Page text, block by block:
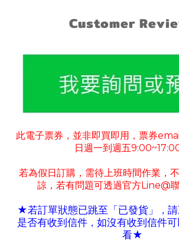
Customer
此電子票券 ， 並非即買即用 ， 票券email
日週一到週五
若為假日訂購 ， 需待上班時間作業 ，
諒 ， 若有問題可透過官方Line@
★若訂單狀態已跳至「已發貨」 ，
是否有收到信件 ， 如沒有收到信件
看★